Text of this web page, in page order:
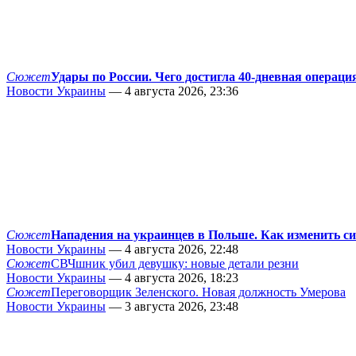
СюжетУдары по России. Чего достигла 40-дневная
Новости Украины — 4 августа 2026, 23:36
СюжетНападения на украинцев в Польше. Как изменить
Новости Украины — 4 августа 2026, 22:48
СюжетСВЧшник убил девушку: новые детали резни
Новости Украины — 4 августа 2026, 18:23
СюжетПереговорщик Зеленского. Новая должность Умерова
Новости Украины — 3 августа 2026, 23:48